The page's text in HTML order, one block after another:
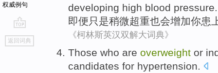
权威例句
go
top
返回词典
developing high blood pressure
即便 只是稍微超重也会增加你患
《柯林斯英汉双解大词典》
Those who are overweight or
candidates for hypertension.